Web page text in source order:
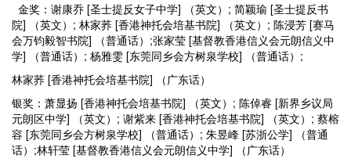
金奖：谢康乔 [圣士提反女子中学] （英文）; 简颖瑜 [圣士提反书
院] （英文）; 林家荞 [香港神托会培基书院] （英文）; 陈浸芳 [赛马
会万钧毅智书院] （普通话）;张家莹 [基督教香港信义会元朗信义中
学] （普通话）; 杨雅雯 [东莞同乡会方树泉学校] （普通话）;
林家荞 [香港神托会培基书院] （广东话）
银奖：萧显扬 [香港神托会培基书院] （英文）; 陈倬睿 [新界乡议局
元朗区中学] （英文）; 谢紫来 [香港神托会培基书院] （英文）; 蔡榕
容 [东莞同乡会方树泉学校] （普通话）; 朱昱峰 [苏浙公学] （普通
话）;林轩莹 [基督教香港信义会元朗信义中学] （广东话）